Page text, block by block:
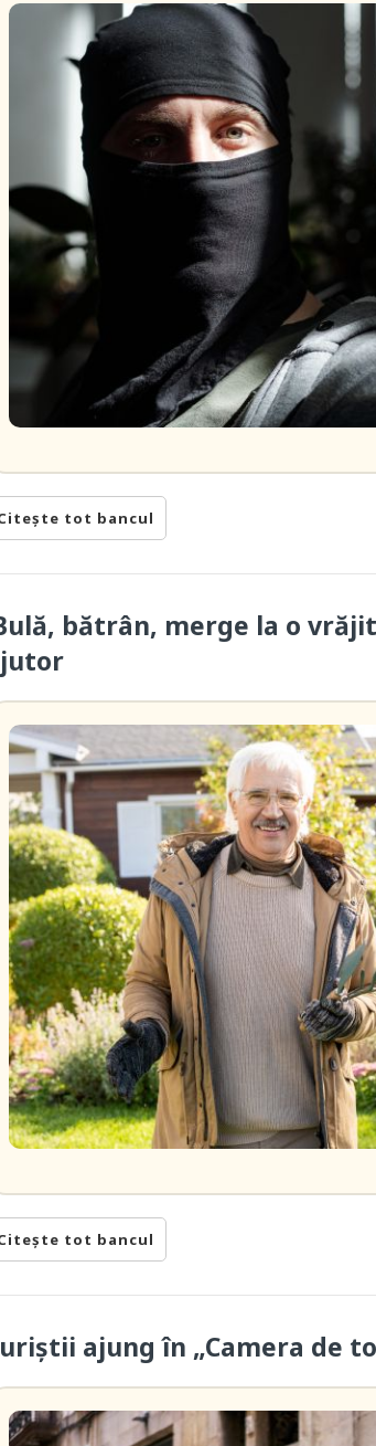
tot bancul
bătrân, merge la o
tot bancul
ajung în „Camera de